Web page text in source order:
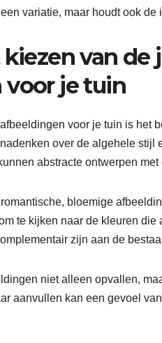
variatie, maar houdt ook
van de
je tuin
voor je tuin is het
over de algehele
abstracte ontwerpen
bloemige
te kijken naar de kleuren
zijn aan de
niet alleen opvallen,
aanvullen kan een gevoel